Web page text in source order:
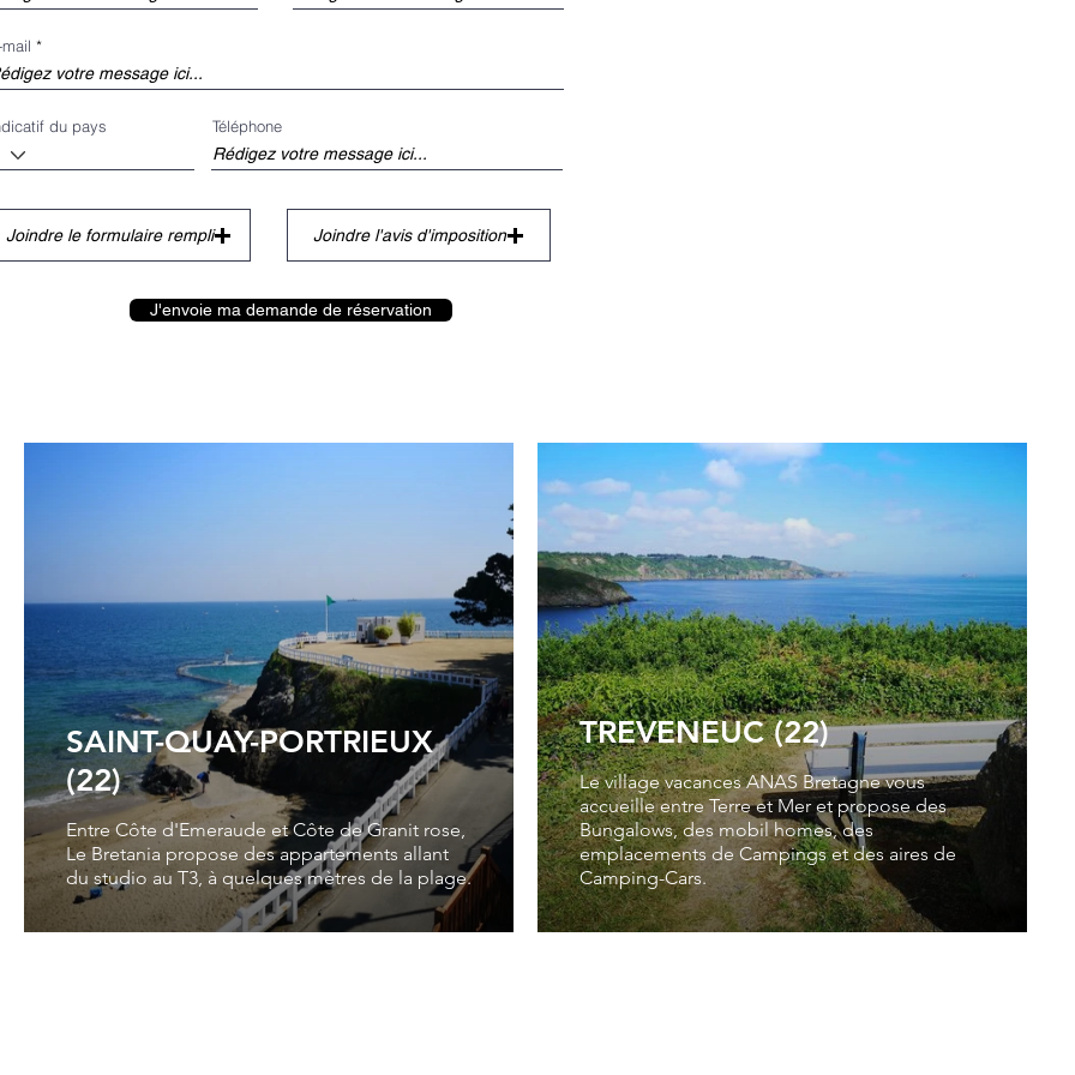
du pays Téléphone
Joindre le formulaire rempli Joindre l'avis d'imposition
J'envoie ma demande de réservation
SAINT-QUAY-PORTRIEUX
(22)
Entre Côte d'Emeraude et Côte de Granit rose,
Le Bretania propose des appartements allant
du studio au T3, à quelques mètres de la plage.
TREVENEUC (22)
Le village vacances ANAS Bretagne vous
accueille entre Terre et Mer et propose des
Bungalows, des mobil homes, des
emplacements de Campings et des aires de
Camping-Cars.